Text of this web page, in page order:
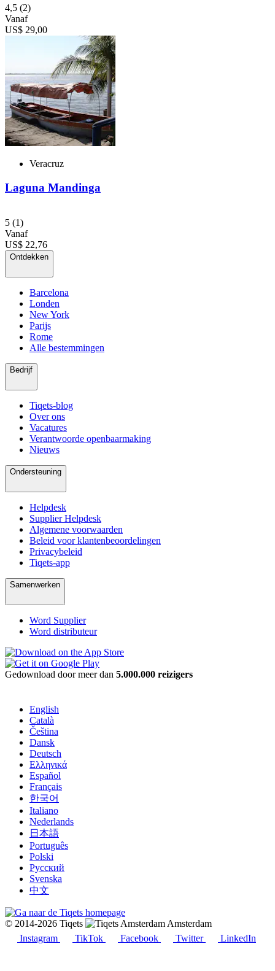
4,5 (2)
Vanaf
US$ 29,00
Veracruz
Laguna Mandinga
5 (1)
Vanaf
US$ 22,76
Ontdekken
Barcelona
Londen
New York
Parijs
Rome
Alle bestemmingen
Bedrijf
Tiqets-blog
Over ons
Vacatures
Verantwoorde openbaarmaking
Nieuws
Ondersteuning
Helpdesk
Supplier Helpdesk
Algemene voorwaarden
Beleid voor klantenbeoordelingen
Privacybeleid
Tiqets-app
Samenwerken
Word Supplier
Word distributeur
Gedownload door meer dan 5.000.000 reizigers
English
Català
Čeština
Dansk
Deutsch
Ελληνικά
Español
Français
한국어
Italiano
Nederlands
日本語
Português
Polski
Русский
Svenska
中文
© 2014-2026 Tiqets
Amsterdam
Instagram
TikTok Facebook Twitter LinkedIn